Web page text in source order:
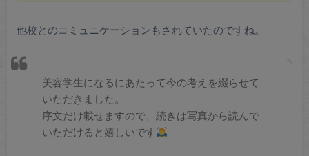
他校とのコミュニケーションもされていたのですね。
美容学生になるにあたって今の考えを綴らせて
いただきました。
序文だけ載せますので、続きは写真から読んで
いただけると嬉しいです